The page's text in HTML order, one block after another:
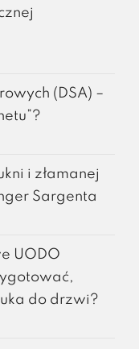
(DSA) –
i złamanej
Sargenta
UODO
do drzwi?